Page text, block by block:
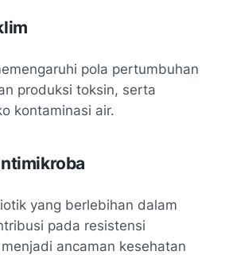
pola pertumbuhan
produksi toksin, serta
kontaminasi air.
yang berlebihan dalam
pada resistensi
ancaman kesehatan